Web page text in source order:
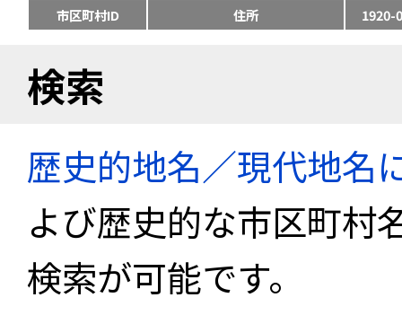
市区町村ID
住所 1920-
検索
歴史的地名／現代地名
よび歴史的な市区町村
検索が可能です。